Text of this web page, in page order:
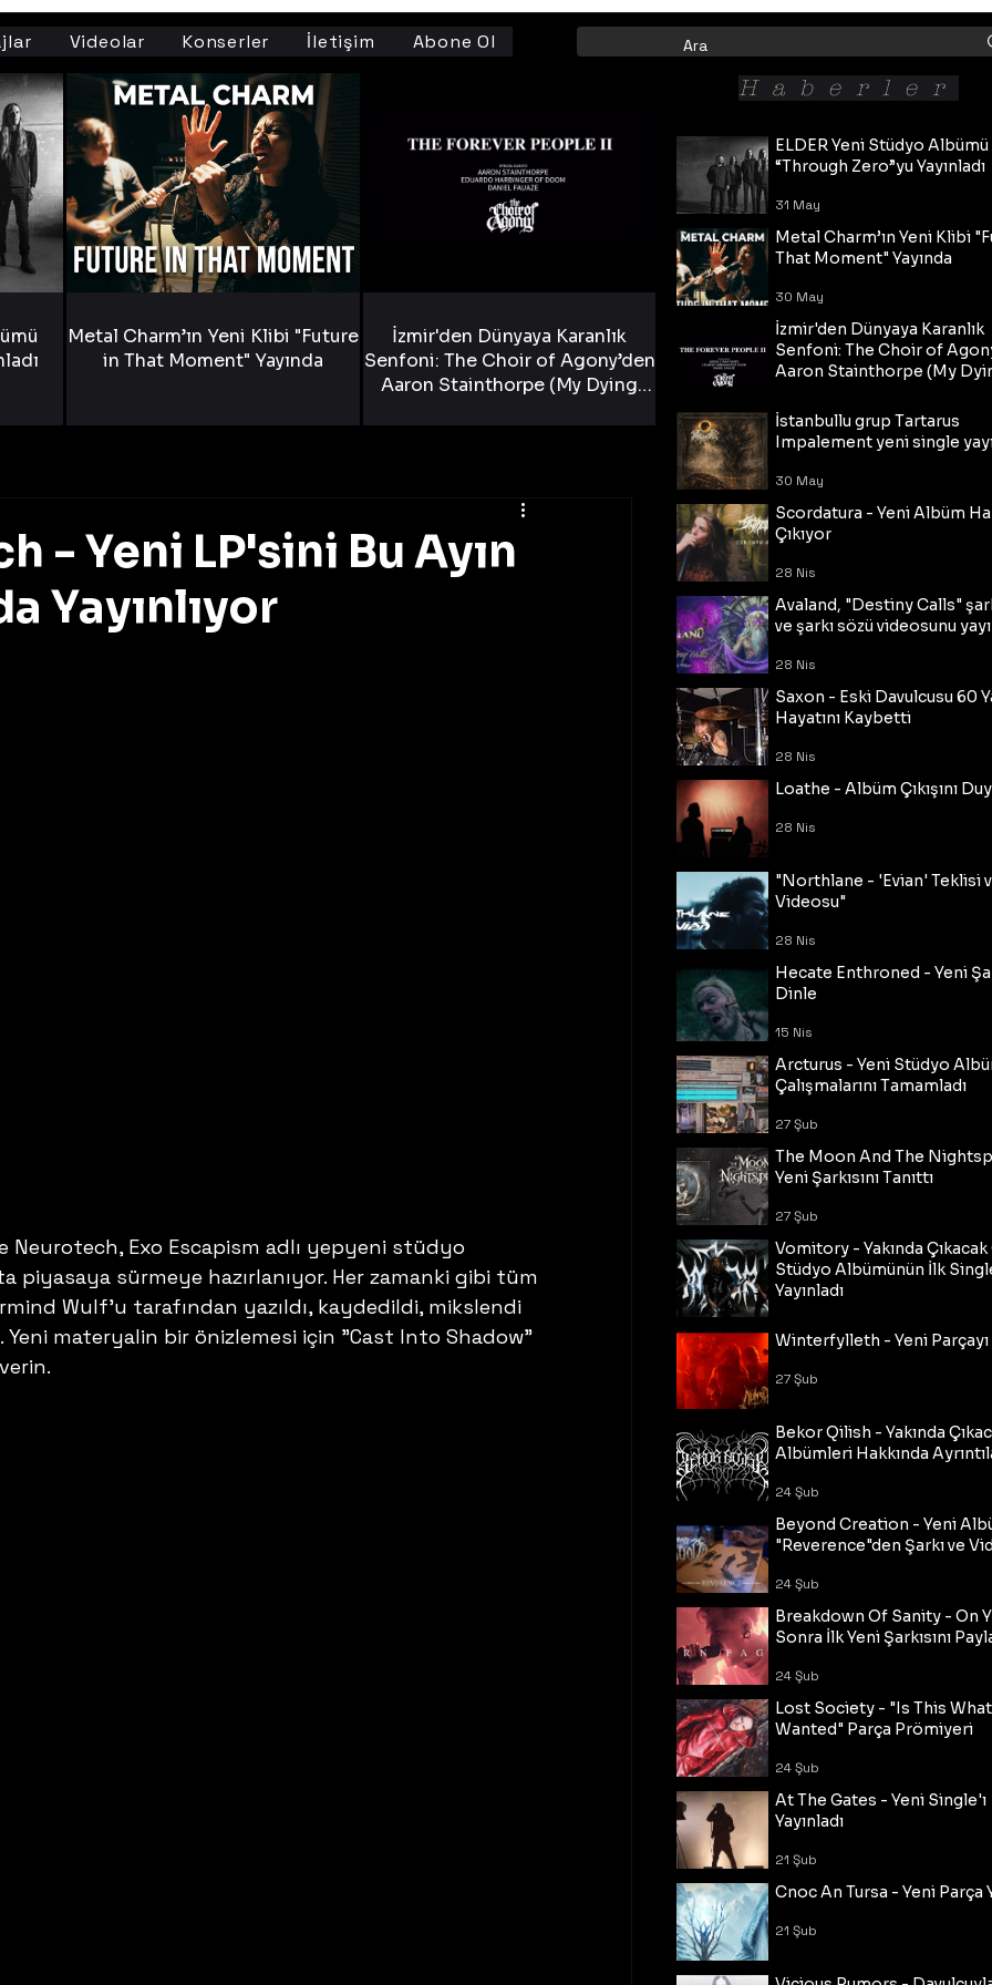
Videolar Konserler İletişim Abone Ol
- Yeni LP'sini Bu Ayın
Yayınlıyor
Neurotech, Exo Escapism adlı yepyeni stüdyo
piyasaya sürmeye hazırlanıyor. Her zamanki gibi tüm
Wulf'u tarafından yazıldı, kaydedildi, mikslendi
Yeni materyalin bir önizlemesi için "Cast Into Shadow"
Metal Charm’ın Yeni Klibi "Future
in That Moment" Yayında
İzmir'den Dünyaya Karanlık
Senfoni: The Choir of Agony’den
Aaron Stainthorpe (My Dying
ELDER Yeni Stüdyo Albümü
“Through Zero”yu Yayınladı
31 May
Metal Charm’ın Yeni Klibi
That Moment" Yayında
30 May
İzmir'den Dünyaya Karanlık
Senfoni: The Choir of
Aaron Stainthorpe (My
Tekli!
30 May
İstanbullu grup Tartarus
Impalement yeni single
30 May
Scordatura - Yeni Albüm
Çıkıyor
28 Nis
Avaland, "Destiny Calls"
ve şarkı sözü videosunu
28 Nis
Saxon - Eski Davulcusu 60
Hayatını Kaybetti
28 Nis
Loathe - Albüm Çıkışını
28 Nis
"Northlane - 'Evian' Teklisi
Videosu"
28 Nis
Hecate Enthroned - Yeni
Dinle
15 Nis
Arcturus - Yeni Stüdyo
Çalışmalarını Tamamladı
27 Şub
The Moon And The
Yeni Şarkısını Tanıttı
27 Şub
Vomitory - Yakında
Stüdyo Albümünün İlk
Yayınladı
Winterfylleth - Yeni Parçayı
27 Şub
Bekor Qilish - Yakında
Albümleri Hakkında
24 Şub
Beyond Creation - Yeni
"Reverence"den Şarkı ve
24 Şub
Breakdown Of Sanity - On
Sonra İlk Yeni Şarkısını
24 Şub
Lost Society - "Is This
Wanted" Parça Prömiyeri
24 Şub
At The Gates - Yeni Single'ı
Yayınladı
21 Şub
Cnoc An Tursa - Yeni Parça
21 Şub
Haberler